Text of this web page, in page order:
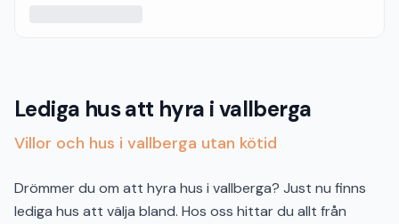
Lediga hus att hyra i vallberga
Villor och hus i vallberga utan kötid
Drömmer du om att hyra hus i vallberga? Just nu finns
lediga hus att välja bland. Hos oss hittar du allt från